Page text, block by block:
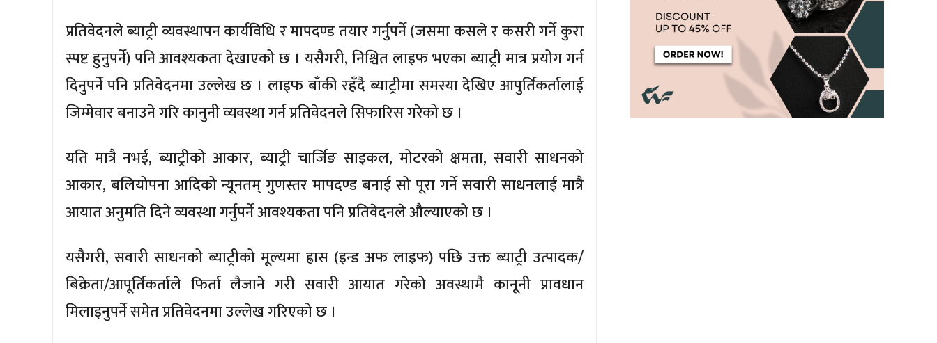
प्रतिवेदनले ब्याट्री व्यवस्थापन कार्यविधि र मापदण्ड तयार गर्नुपर्ने (जसमा कसले र कसरी गर्ने कुरा
स्पष्ट हुनुपर्ने) पनि आवश्यकता देखाएको छ । यसैगरी, निश्चित लाइफ भएका ब्याट्री मात्र प्रयोग गर्न
दिनुपर्ने पनि प्रतिवेदनमा उल्लेख छ । लाइफ बाँकी रहँदै ब्याट्रीमा समस्या देखिए आपुर्तिकर्तालाई
जिम्मेवार बनाउने गरि कानुनी व्यवस्था गर्न प्रतिवेदनले सिफारिस गरेको छ ।
यति मात्रै नभई, ब्याट्रीको आकार, ब्याट्री चार्जिङ साइकल, मोटरको क्षमता, सवारी साधनको
आकार, बलियोपना आदिको न्यूनतम् गुणस्तर मापदण्ड बनाई सो पूरा गर्ने सवारी साधनलाई मात्रै
आयात अनुमति दिने व्यवस्था गर्नुपर्ने आवश्यकता पनि प्रतिवेदनले औल्याएको छ ।
यसैगरी, सवारी साधनको ब्याट्रीको मूल्यमा ह्रास (इन्ड अफ लाइफ) पछि उक्त ब्याट्री उत्पादक/
बिक्रेता/आपूर्तिकर्ताले फिर्ता लैजाने गरी सवारी आयात गरेको अवस्थामै कानूनी प्रावधान
मिलाइनुपर्ने समेत प्रतिवेदनमा उल्लेख गरिएको छ ।